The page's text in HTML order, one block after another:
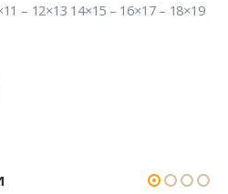
– 12×13 14×15 – 16×17 – 18×19